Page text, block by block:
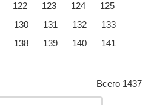
122 123 124
125
130 131 132
133
138 139 140
141
Всего 1437